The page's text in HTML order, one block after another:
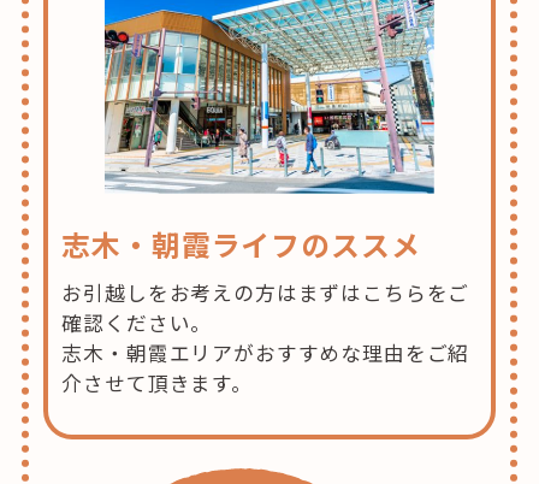
志木・朝霞ライフのススメ
お引越しをお考えの方はまずはこちらをご
確認ください。
志木・朝霞エリアがおすすめな理由をご紹
介させて頂きます。